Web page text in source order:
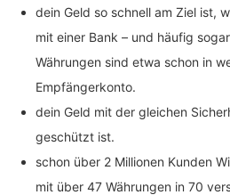
dein Geld so schnell am Ziel ist,
mit einer Bank – und häufig
Währungen sind etwa schon in
Empfängerkonto.
dein Geld mit der gleichen
geschützt ist.
schon über 2 Millionen Kunden
mit über 47 Währungen in 70